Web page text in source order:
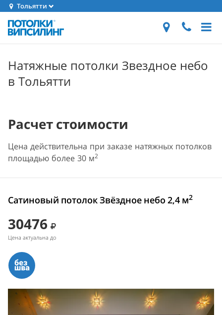
Тольятти
Натяжные потолки Звездное небо
в Тольятти
Расчет стоимости
Цена действительна при заказе натяжных потолков
площадью более 30 м2
Сатиновый потолок Звёздное небо 2,4 м2
30476
Цена актуальна до